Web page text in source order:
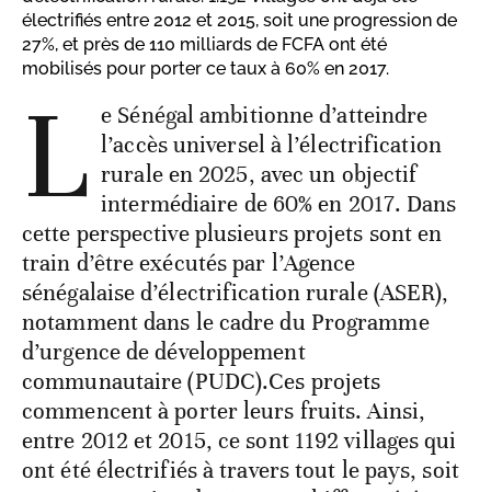
électrifiés entre 2012 et 2015, soit une progression de
27%, et près de 110 milliards de FCFA ont été
mobilisés pour porter ce taux à 60% en 2017.
L e Sénégal ambitionne d’atteindre
l’accès universel à l’électrification
rurale en 2025, avec un objectif
intermédiaire de 60% en 2017. Dans
cette perspective plusieurs projets sont en
train d’être exécutés par l’Agence
sénégalaise d’électrification rurale (ASER),
notamment dans le cadre du Programme
d’urgence de développement
communautaire (PUDC).Ces projets
commencent à porter leurs fruits. Ainsi,
entre 2012 et 2015, ce sont 1192 villages qui
ont été électrifiés à travers tout le pays, soit